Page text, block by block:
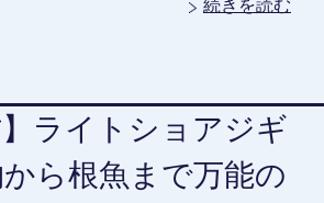
続きを読む
】ライトショアジギ
ら根魚まで万能の